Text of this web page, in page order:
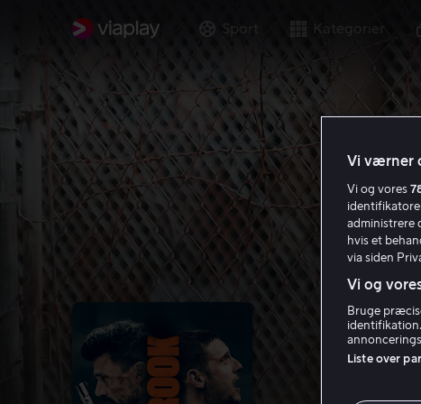
Sport Kategorier
Vi værner
Vi og vores
administrere
hvis et
via siden
Vi og
Bruge
Liste over